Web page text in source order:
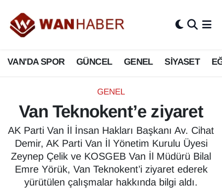
VAN'DA SPOR GÜNCEL GENEL SİYASET
GENEL
Van Teknokent’e ziyaret
AK Parti Van İl İnsan Hakları Başkanı Av. Cihat
Demir, AK Parti Van İl Yönetim Kurulu Üyesi
Zeynep Çelik ve KOSGEB Van İl Müdürü Bilal
Emre Yörük, Van Teknokent’i ziyaret ederek
yürütülen çalışmalar hakkında bilgi aldı.
3.SAYFA
ASAYİŞ
BİLİM VE TEKNOLOJİ
Biyografi
Bölge Haberleri
ÇEVRE
Deprem
Van Nöbetçi Eczaneler
Van Hava Durumu
Van Namaz Vakitleri
Van Trafik Yoğunluk Haritası
Süper Lig Puan Durumu ve Fikstür
Tüm Manşetler
Son Dakika Haberleri